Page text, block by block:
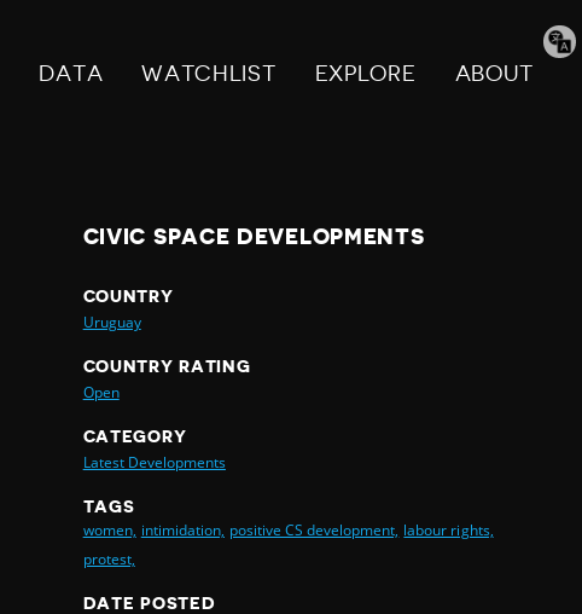
DATA WATCHLIST EXPLORE ABOUT
CIVIC SPACE DEVELOPMENTS
COUNTRY
Uruguay
COUNTRY RATING
Open
CATEGORY
Latest Developments
TAGS
women, intimidation, positive CS development, labour rights,
protest,
DATE POSTED